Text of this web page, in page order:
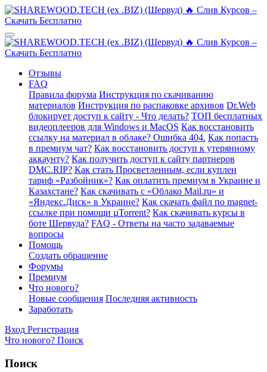
Отзывы
FAQ
Правила форума Инструкция по скачиванию
материалов Инструкция по распаковке архивов Dr.Web
блокирует доступ к сайту - Что делать? ТОП бесплатных
видеоплееров для Windows и MacOS Как восстановить
ссылку на материал в облаке? Ошибка 404. Как попасть
в премиум чат? Как восстановить доступ к утерянному
аккаунту? Как получить доступ к сайту партнеров
DMC.RIP? Как стать Просветленным, если куплен
тариф «Разбойник»? Как оплатить премиум в Украине и
Казахстане? Как скачивать с «Облако Mail.ru» и
«Яндекс.Диск» в Украине? Как скачать файл по magnet-
ссылке при помощи µTorrent? Как скачивать курсы в
боте Шервуда? FAQ - Ответы на часто задаваемые
вопросы
Помощь
Создать обращение
Форумы
Премиум
Что нового?
Новые сообщения Последняя активность
Заработать
Вход Регистрация
Что нового? Поиск
Поиск